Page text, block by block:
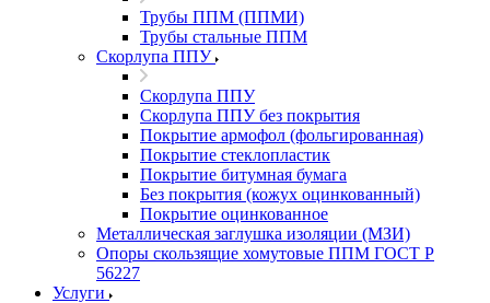
Трубы ППМ (ППМИ)
Трубы стальные ППМ
Скорлупа ППУ
Скорлупа ППУ
Скорлупа ППУ без покрытия
Покрытие армофол (фольгированная)
Покрытие стеклопластик
Покрытие битумная бумага
Без покрытия (кожух оцинкованный)
Покрытие оцинкованное
Металлическая заглушка изоляции (МЗИ)
Опоры скользящие хомутовые ППМ ГОСТ Р
56227
Услуги